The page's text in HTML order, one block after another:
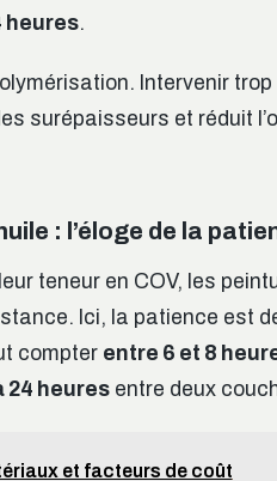
heures.
Intervenir
surépaisseurs et réduit
: l’éloge de la
teneur en COV, les
Ici, la patience est
compter entre 6 et 8
24 heures entre deux
et facteurs de coût